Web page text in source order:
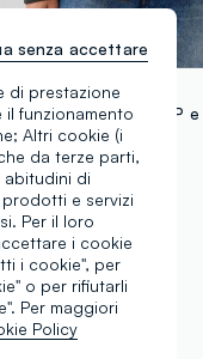
-70%€ 50,98
prodotti
Filtra!
di prestazione
il funzionamento
Altri cookie (i
da terze parti,
abitudini di
e servizi
Per il loro
i cookie
i cookie", per
o per rifiutarli
Per maggiori
Policy
senza accettare